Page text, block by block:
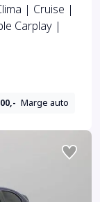
| Cruise |
Carplay |
Marge auto